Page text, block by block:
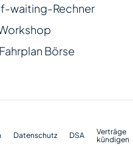
waiting-Rechner
Börse
Datenschutz DSA
Verträge
kündigen